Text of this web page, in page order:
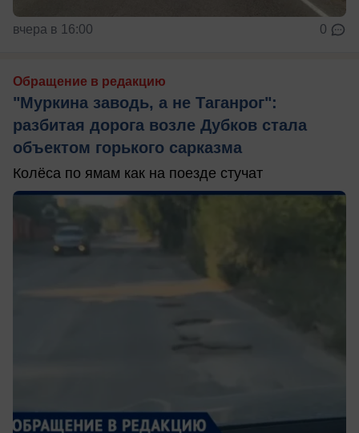
вчера в 16:00 0
Обращение в редакцию
"Муркина заводь, а не Таганрог":
разбитая дорога возле Дубков стала
объектом горького сарказма
Колёса по ямам как на поезде стучат